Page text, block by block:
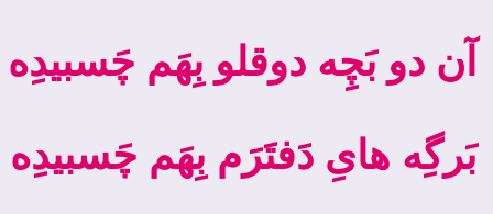
.آن دو بَچِه دوقلو بِهَم چَسبیدِه
.بَرگِه­ هایِ دَفتَرَم بِهَم چَسبیدِه